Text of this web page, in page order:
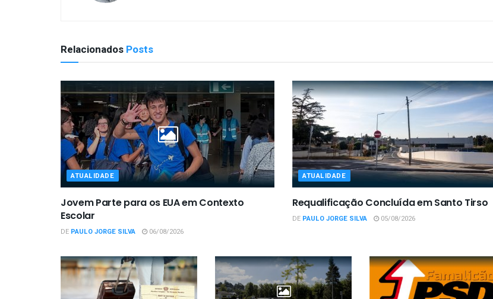
Relacionados Posts
ATUALIDADE
Jovem Parte para os EUA em Contexto
Escolar
DE PAULO JORGE SILVA 06/08/2026
ATUALIDADE
Requalificação Concluída em Santo Tirso
DE PAULO JORGE SILVA 05/08/2026